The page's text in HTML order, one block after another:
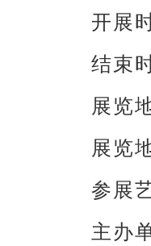
开展时
结束时
展览地
展览地
参展艺
主办单